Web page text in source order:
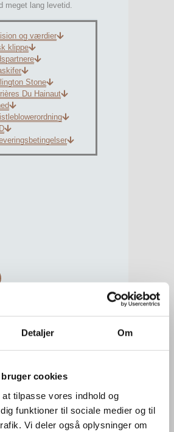
Detaljer Om
bruger cookies
tilpasse vores indhold og
funktioner til sociale medier og til
Vi deler også oplysninger om
meget lang levetid.
og værdier
klippe
Stone
Du Hainaut